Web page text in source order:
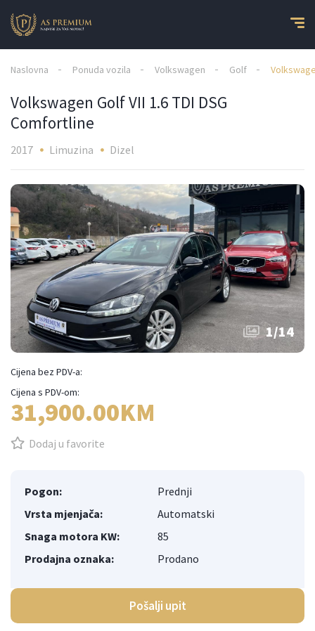
Naslovna Ponuda vozila Volkswagen Golf
Volkswagen Golf VII 1.6 TDI DSG
Comfortline
2017 Limuzina Dizel
1/14
Cijena bez PDV-a:
Cijena s PDV-om:
31,900.00KM
Dodaj u favorite
Pogon:
Prednji
Vrsta mjenjača:
Automatski
Snaga motora KW:
85
Prodajna oznaka:
Prodano
Pošalji upit